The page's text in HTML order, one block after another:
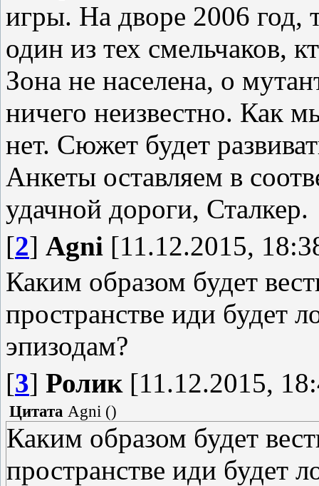
игры. На дворе 2006 год,
один из тех смельчаков,
Зона не населена, о
ничего неизвестно. Как
нет. Сюжет будет
Анкеты оставляем в
удачной дороги, Сталкер.
[2] Agni [11.12.2015,
Каким образом будет
пространстве иди будет
эпизодам?
[3] Ролик[11.12.2015,
Цитата Agni ()
Каким образом будет
пространстве иди будет